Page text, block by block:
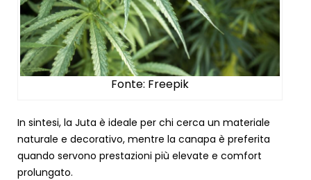
Fonte: Freepik
In sintesi, la Juta è ideale per chi cerca un materiale
naturale e decorativo, mentre la canapa è preferita
quando servono prestazioni più elevate e comfort
prolungato.